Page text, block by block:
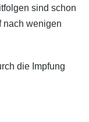
sind schon
nach wenigen
die Impfung